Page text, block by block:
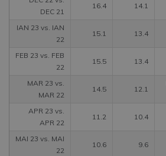
DEC 21
16.4 14.1
IAN 23 vs. IAN
22
15.1 13.4
FEB 23 vs. FEB
22
15.5 13.4
MAR 23 vs.
MAR 22
14.5 12.1
APR 23 vs.
APR 22
11.2 10.4
MAI 23 vs. MAI
22
10.6 9.6